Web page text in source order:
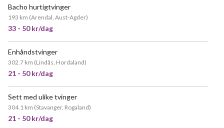
Bacho hurtigtvinger
193 km (Arendal, Aust-Agder)
33 - 50 kr/dag
Enhåndstvinger
302.7 km (Lindås, Hordaland)
21 - 50 kr/dag
Sett med ulike tvinger
304.1 km (Stavanger, Rogaland)
21 - 50 kr/dag